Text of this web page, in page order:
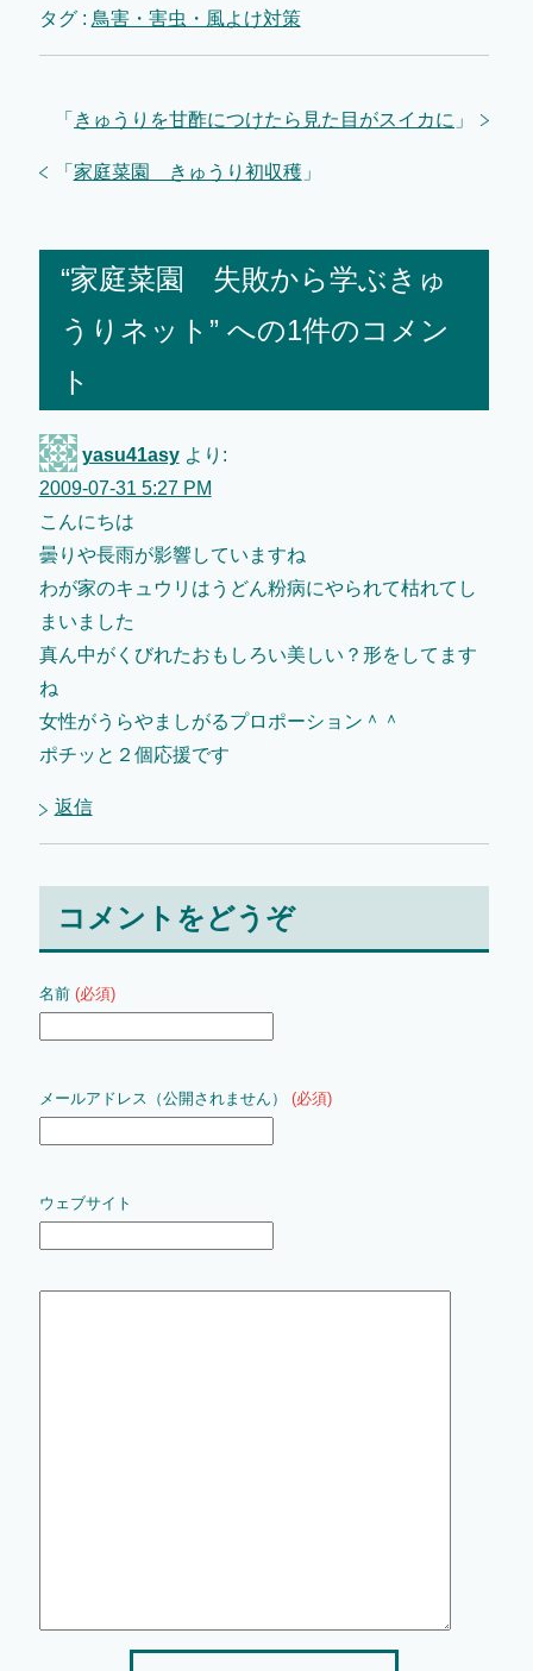
タグ : 鳥害・害虫・風よけ対策
「 きゅうりを甘酢につけたら見た目がスイカに 」
「 家庭菜園 きゅうり初収穫 」
“家庭菜園 失敗から学ぶきゅ
うりネット” への1件のコメン
ト
yasu41asy より:
2009-07-31 5:27 PM
こんにちは
曇りや長雨が影響していますね
わが家のキュウリはうどん粉病にやられて枯れてし
まいました
真ん中がくびれたおもしろい美しい？形をしてます
ね
女性がうらやましがるプロポーション＾＾
ポチッと２個応援です
返信
コメントをどうぞ
名前 (必須)
メールアドレス（公開されません） (必須)
ウェブサイト